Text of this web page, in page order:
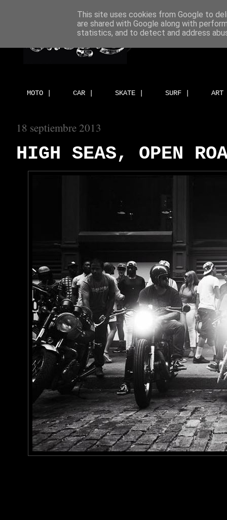
MOTO | CAR | SKATE | SURF |
18 septiembre 2013
HIGH SEAS, OPEN
This site uses cookies from Google to
are shared with Google along with
statistics, and to detect and address